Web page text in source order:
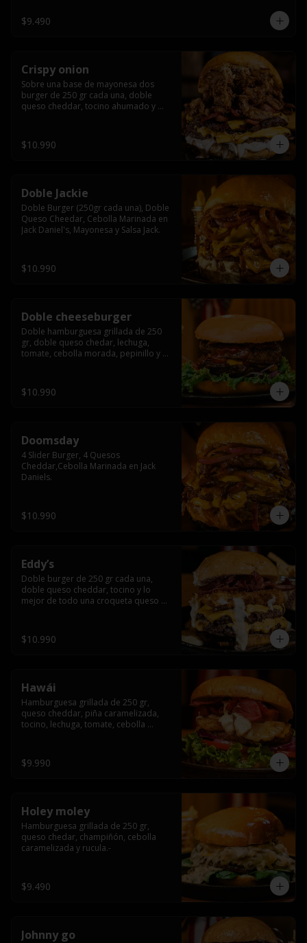
$9.490
Crispy onion
Sobre una base de mayonesa dos
burger de 250 gr cada una, doble
queso cheddar, tocino ahumado y
$10.990
Doble Jackie
Doble Burger (250gr cada una), Doble
Queso Cheedar, Cebolla Marinada en
Jack Daniel's, Mayonesa y Salsa Jack.
$10.990
Doble cheeseburger
Doble hamburguesa grillada de 250
gr, doble queso chedar, lechuga,
tomate, cebolla morada, pepinillo y
$10.990
Doomsday
4 Slider Burger, 4 Quesos
Cheddar,Cebolla Marinada en Jack
Daniels.
$10.990
Eddy’s
Doble burger de 250 gr cada una,
doble queso cheddar, tocino y lo
mejor de todo una croqueta queso
$10.990
Hawái
Hamburguesa grillada de 250 gr,
queso cheddar, piña caramelizada,
tocino, lechuga, tomate, cebolla
$9.990
Holey moley
Hamburguesa grillada de 250 gr,
queso chedar, champiñón, cebolla
caramelizada y rucula.-
$9.490
Johnny go